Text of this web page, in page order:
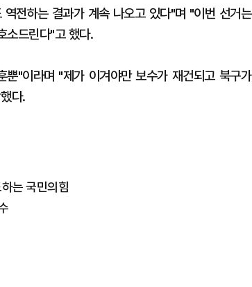
전하는 결과가 계속 나오고 있다"며 "이번 선거는
소드린다"고 했다.
"이라며 "제가 이겨야만 보수가 재건되고 북구가
다.
는 국민의힘